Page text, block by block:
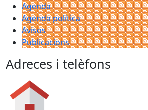
Agenda
Agenda política
Avisos
Publicacions
Adreces i telèfons